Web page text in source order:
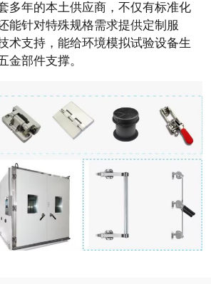
多年的本土供应商，不仅有标准化
能针对特殊规格需求提供定制服
术支持，能给环境模拟试验设备生
金部件支撑。